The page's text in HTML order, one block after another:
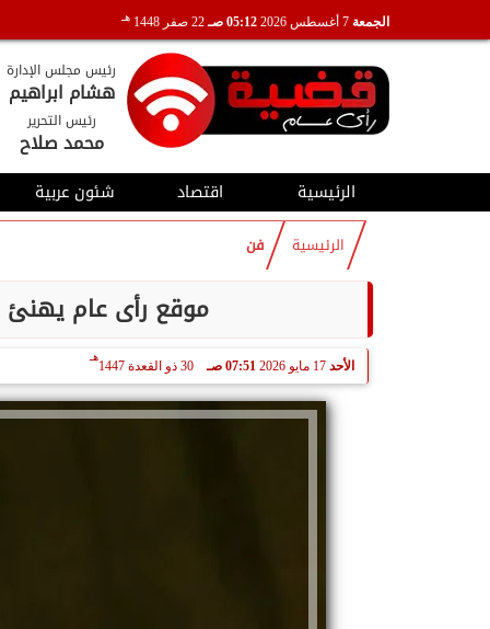
الجمعة 05:12 صـ 22 صفر 1448 هـ
رئيس مجلس الإدارة
هشام ابراهيم
رئيس التحرير
محمد صلاح
الرئيسية اقتصاد شئون عربية
الرئيسية فن
موقع رأى عام يهنئ
الأحد 17 مايو 2026 07:51 صـ 30 ذو القعدة 1447
هـ